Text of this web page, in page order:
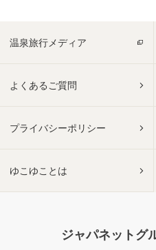
温泉旅行メディア
よくあるご質問
プライバシーポリシー
ゆこゆことは
ジャパネットグ